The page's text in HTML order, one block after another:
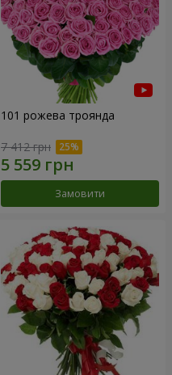
101 рожева троянда
7 412 грн
Замовити